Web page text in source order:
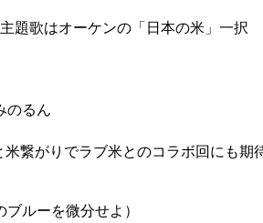
題歌はオーケンの「日本の米」一択
のるん
繋がりでラブ米とのコラボ回にも期
ブルーを微分せよ）